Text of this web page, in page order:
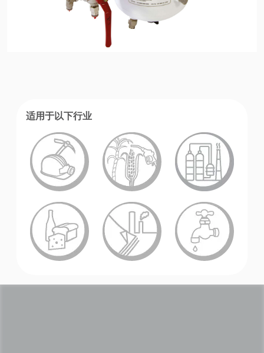
适用于以下行业